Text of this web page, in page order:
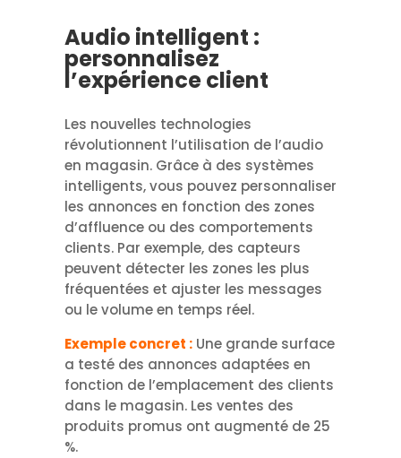
Audio intelligent :
personnalisez
l’expérience client
Les nouvelles technologies
révolutionnent l’utilisation de l’audio
en magasin. Grâce à des systèmes
intelligents, vous pouvez personnaliser
les annonces en fonction des zones
d’affluence ou des comportements
clients. Par exemple, des capteurs
peuvent détecter les zones les plus
fréquentées et ajuster les messages
ou le volume en temps réel.
Exemple concret :Une grande surface
a testé des annonces adaptées en
fonction de l’emplacement des clients
dans le magasin. Les ventes des
produits promus ont augmenté de 25
%.